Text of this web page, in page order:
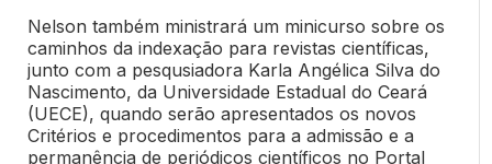
Nelson também ministrará um minicurso sobre os
caminhos da indexação para revistas científicas,
junto com a pesqusiadora Karla Angélica Silva do
Nascimento, da Universidade Estadual do Ceará
(UECE), quando serão apresentados os novos
Critérios e procedimentos para a admissão e a
permanência de periódicos científicos no Portal